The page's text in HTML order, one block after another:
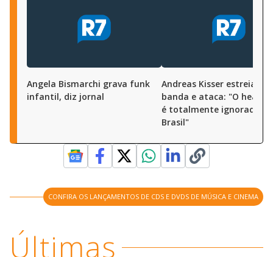
Angela Bismarchi grava funk
infantil, diz jornal
Andreas Kisser estreia
banda e ataca: "O heavy
é totalmente ignorado no
Brasil"
CONFIRA OS LANÇAMENTOS DE CDS E DVDS DE MÚSICA E CINEMA
Últimas